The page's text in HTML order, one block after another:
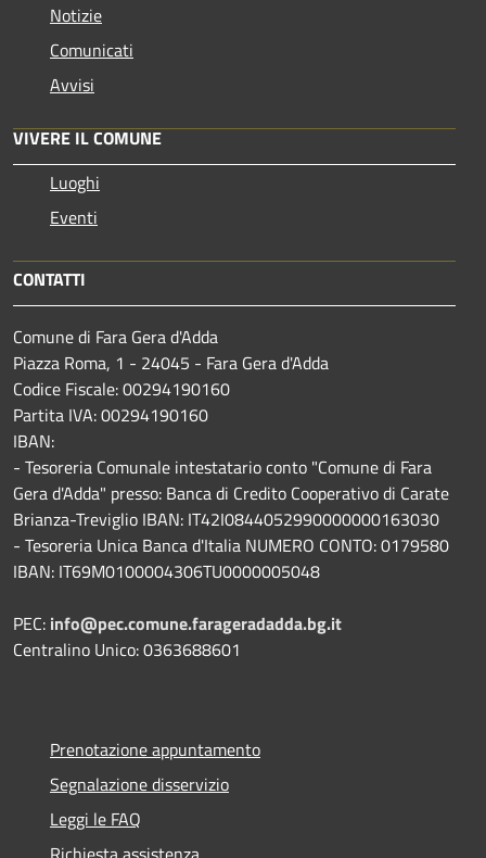
Notizie
Comunicati
Avvisi
VIVERE IL COMUNE
Luoghi
Eventi
CONTATTI
Comune di Fara Gera d'Adda
Piazza Roma, 1 - 24045 - Fara Gera d'Adda
Codice Fiscale: 00294190160
Partita IVA: 00294190160
IBAN:
- Tesoreria Comunale intestatario conto "Comune di Fara
Gera d'Adda" presso: Banca di Credito Cooperativo di Carate
Brianza-Treviglio IBAN: IT42I0844052990000000163030
- Tesoreria Unica Banca d'Italia NUMERO CONTO: 0179580
IBAN: IT69M0100004306TU0000005048
PEC: info@pec.comune.farageradadda.bg.it
Centralino Unico: 0363688601
Prenotazione appuntamento
Segnalazione disservizio
Leggi le FAQ